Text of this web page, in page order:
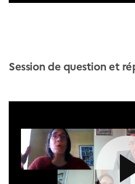
Session de question et